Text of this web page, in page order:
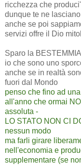
ricchezza che
dunque te ne
anche se poi
servizi offre il Dio
Sparo la
io che sono uno
anche se in realtà
fuori dal Mondo
penso che fino ad
all'anno che ormai
assoluta -
LO STATO NON CI
nessun modo
ma farli girare
nell'economia e
supplementare (se